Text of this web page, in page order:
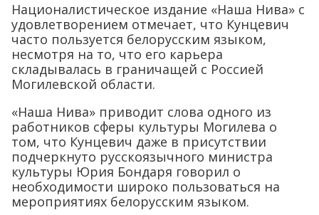
Националистическое издание «Наша Нива» с
удовлетворением отмечает, что Кунцевич
часто пользуется белорусским языком,
несмотря на то, что его карьера
складывалась в граничащей с Россией
Могилевской области.
«Наша Нива» приводит слова одного из
работников сферы культуры Могилева о
том, что Кунцевич даже в присутствии
подчеркнуто русскоязычного министра
культуры Юрия Бондаря говорил о
необходимости широко пользоваться на
мероприятиях белорусским языком.